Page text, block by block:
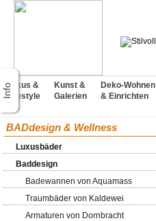
Luxus &
Lifestyle
Kunst &
Galerien
Deko-Wohnen
& Einrichten
BADdesign & Wellness
Luxusbäder
Baddesign
Badewannen von Aquamass
Traumbäder von Kaldewei
Armaturen von Dornbracht